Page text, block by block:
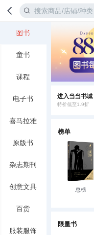
图书
童书
课程
电子书
喜马拉雅
原版书
杂志期刊
创意文具
百货
服装服饰
进入当当书城
特价低至1.9折
榜单
总榜
限量书